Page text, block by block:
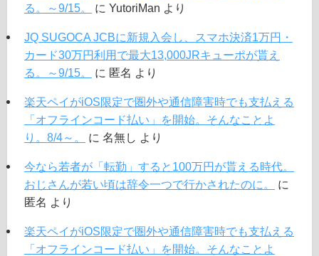
る。～9/15。
に YutoriMan より
JQ SUGOCA JCBに新規入会し、スマホ決済1万円・
カード30万円利用で最大13,000JRキューポが貰え
る。～9/15。
に 匿名 より
楽天ペイがiOS限定で圏外や通信障害時でも支払える
「オフラインコード払い」を開始。そんなことよ
り。8/4～。
に 名無し より
今なら若者が「転勤」すると100万円が貰える時代。
おじさんが若い頃は辞令一つで行かされたのに。
に
匿名 より
楽天ペイがiOS限定で圏外や通信障害時でも支払える
「オフラインコード払い」を開始。そんなことよ